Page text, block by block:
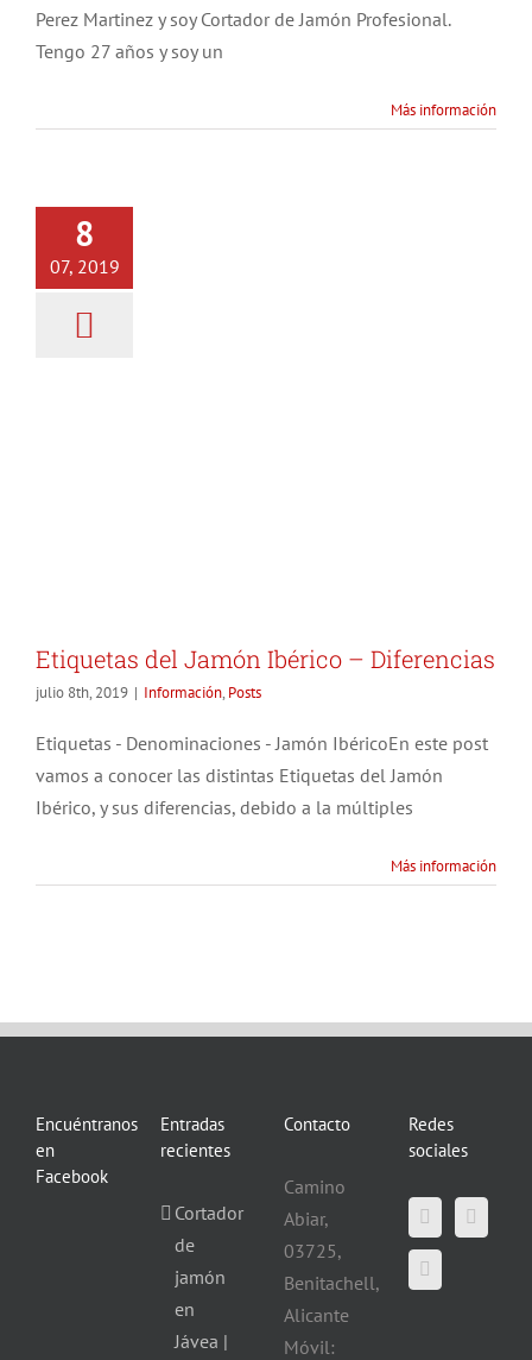
Perez Martinez y soy Cortador de Jamón Profesional.
Tengo 27 años y soy un
Más información
8
07, 2019
Etiquetas del Jamón Ibérico –
Etiquetas del Jamón Ibérico – Diferencias
julio 8th, 2019 | Información, Posts
Etiquetas - Denominaciones - Jamón IbéricoEn este post
vamos a conocer las distintas Etiquetas del Jamón
Ibérico, y sus diferencias, debido a la múltiples
Más información
Encuéntranos
en
Facebook
Entradas
recientes
Cortador
de
jamón
en
Jávea |
Contacto
Camino
Abiar,
03725,
Benitachell,
Alicante
Móvil:
Redes
sociales